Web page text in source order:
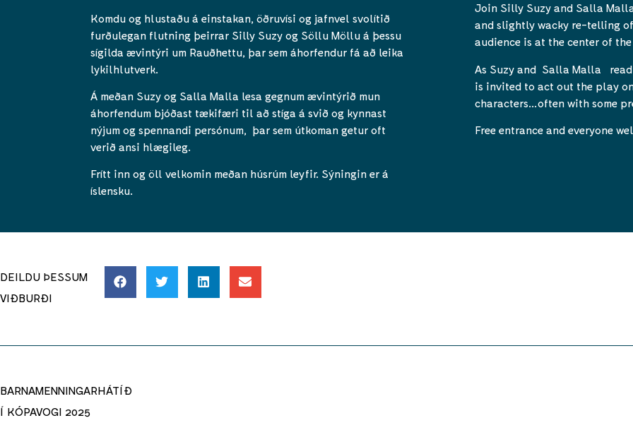
Komdu og hlustaðu á einstakan, öðruvísi og jafnvel svolítið
furðulegan flutning þeirrar Silly Suzy og Söllu Möllu á þessu
sígilda ævintýri um Rauðhettu, þar sem áhorfendur fá að leika
lykilhlutverk.
Á meðan Suzy og Salla Malla lesa gegnum ævintýrið mun
áhorfendum bjóðast tækifæri til að stíga á svið og kynnast
nýjum og spennandi persónum, þar sem útkoman getur oft
verið ansi hlægileg.
Frítt inn og öll velkomin meðan húsrúm leyfir. Sýningin er á
íslensku.
Join Silly Suzy and Salla
and slightly wacky re-telling
audience is at the center of
As Suzy and Salla Malla
is invited to act out the play
characters…often with some
Free entrance and everyone
DEILDU ÞESSUM
VIÐBURÐI
BARNAMENNINGARHÁTÍÐ
Í KÓPAVOGI 2025